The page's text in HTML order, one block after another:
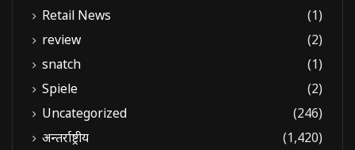
Retail News
(1)
review
(2)
snatch
(1)
Spiele
(2)
Uncategorized
(246)
अन्तर्राष्ट्रीय
(1,420)